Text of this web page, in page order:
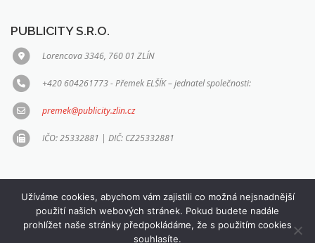
PUBLICITY S.R.O.
Lorencova 3346, 760 01 ZLÍN
+420 604261773 - Přemek ELŠÍK – jednatel společnosti:
premek@publicity.zlin.cz
IČO: 25332881 | DIČ: CZ25332881
Copyright © 2026 PUBLICITY s.r.o.–OnePressšablona od
Užíváme cookies, abychom vám zajistili co možná nejsnadnější
použití našich webových stránek. Pokud budete nadále
prohlížet naše stránky předpokládáme, že s použitím cookies
souhlasíte.